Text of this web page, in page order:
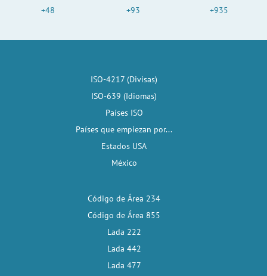
+48
+93
+935
ISO-4217 (Divisas)
ISO-639 (Idiomas)
Países ISO
Países que empiezan por...
Estados USA
México
Código de Área 234
Código de Área 855
Lada 222
Lada 442
Lada 477